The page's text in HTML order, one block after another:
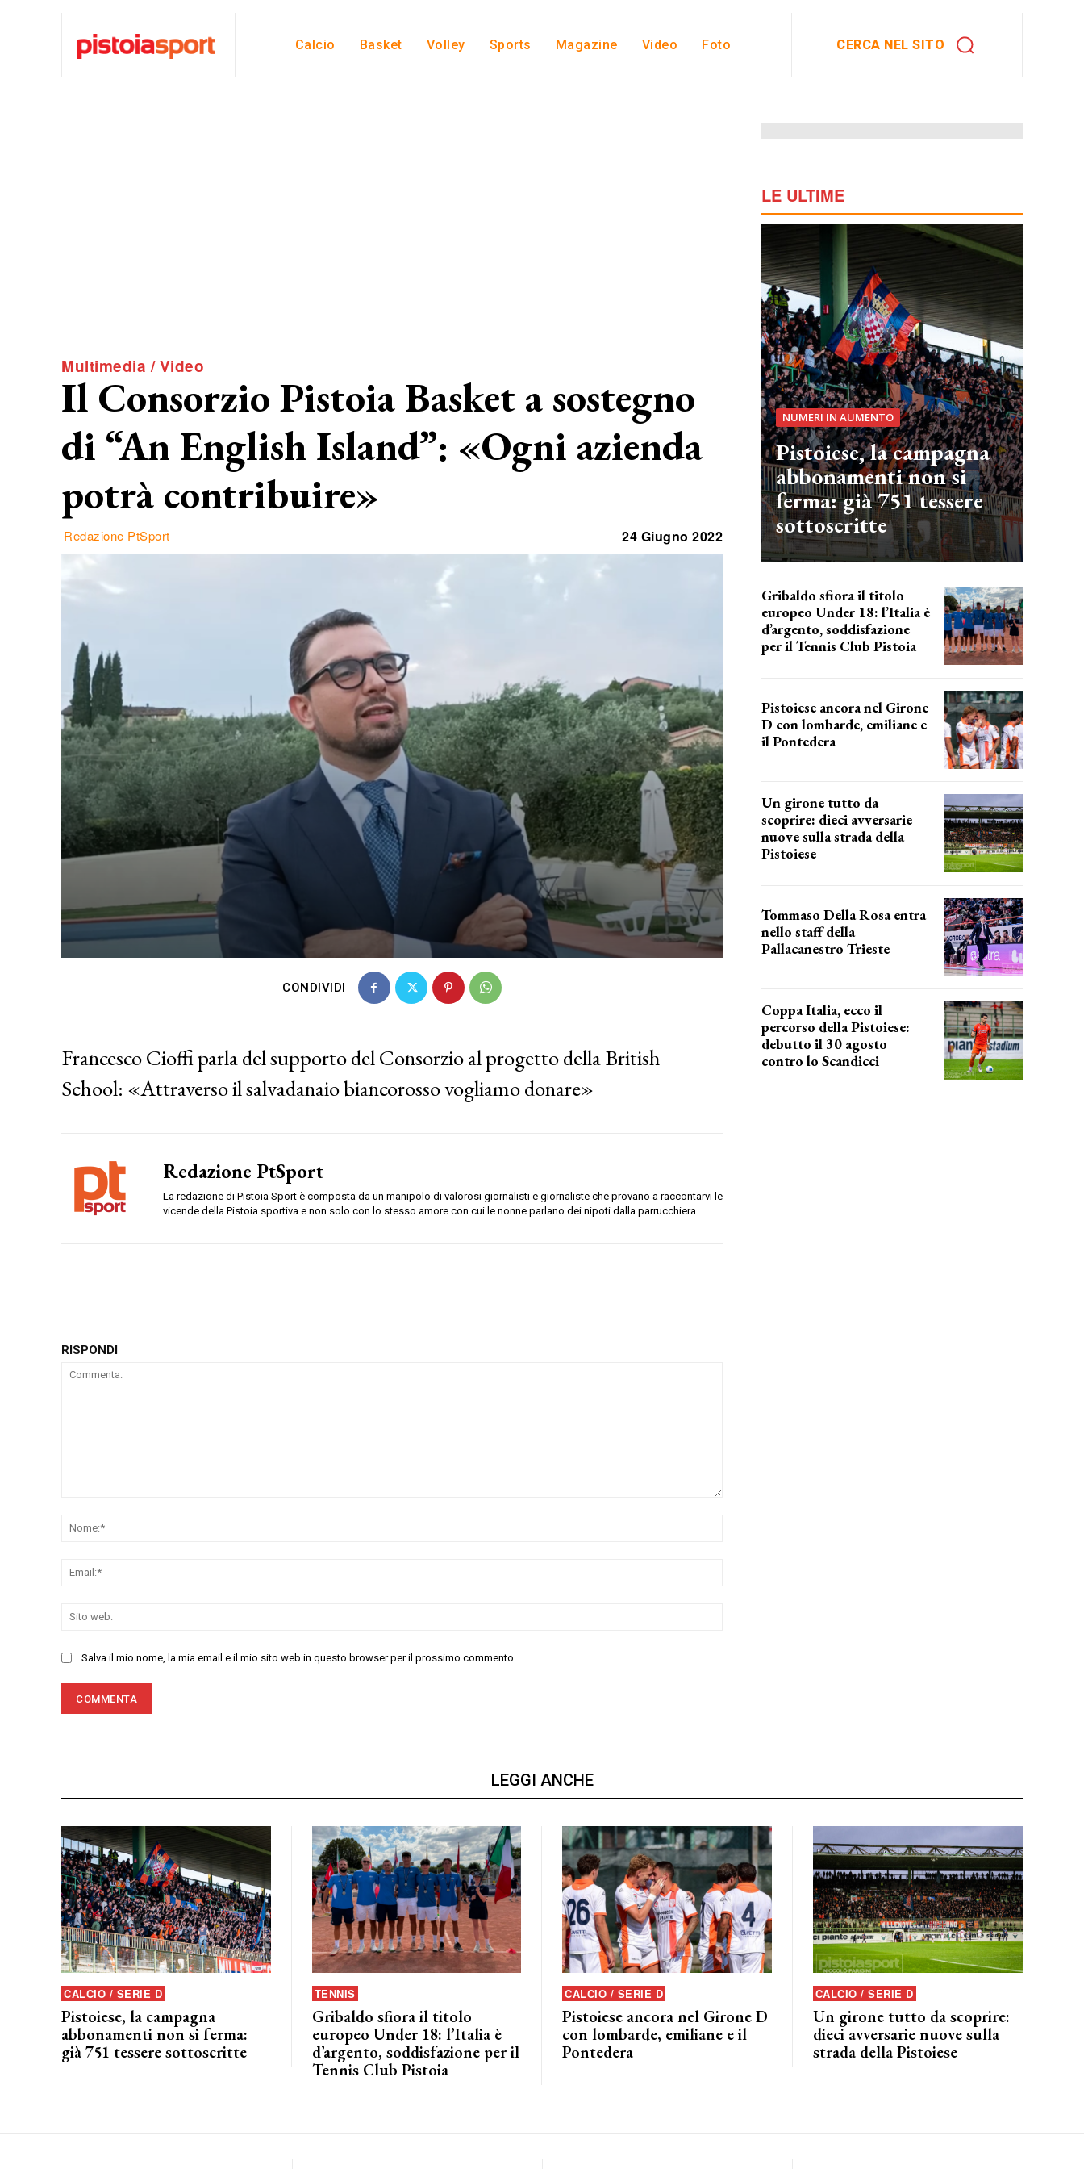
Calcio Basket Volley Sports Magazine Video Foto CERCA NEL SITO
Multimedia / Video
Il Consorzio Pistoia Basket a sostegno
di “An English Island”: «Ogni azienda
potrà contribuire»
Redazione PtSport 24 Giugno 2022
CONDIVIDI
Francesco Cioffi parla del supporto del Consorzio al progetto della British
School: «Attraverso il salvadanaio biancorosso vogliamo donare»
Redazione PtSport
La redazione di Pistoia Sport è composta da un manipolo di valorosi giornalisti e giornaliste che provano a raccontarvi le
vicende della Pistoia sportiva e non solo con lo stesso amore con cui le nonne parlano dei nipoti dalla parrucchiera.
RISPONDI
Salva il mio nome, la mia email e il mio sito web in questo browser per il prossimo commento.
LE ULTIME
NUMERI IN AUMENTO
Pistoiese, la campagna
abbonamenti non si
ferma: già 751 tessere
sottoscritte
Gribaldo sfiora il titolo
europeo Under 18: l’Italia è
d’argento, soddisfazione
per il Tennis Club Pistoia
Pistoiese ancora nel Girone
D con lombarde, emiliane e
il Pontedera
Un girone tutto da
scoprire: dieci avversarie
nuove sulla strada della
Pistoiese
Tommaso Della Rosa entra
nello staff della
Pallacanestro Trieste
Coppa Italia, ecco il
percorso della Pistoiese:
debutto il 30 agosto
contro lo Scandicci
LEGGI ANCHE
CALCIO / SERIE D
Pistoiese, la campagna
abbonamenti non si ferma:
già 751 tessere sottoscritte
TENNIS
Gribaldo sfiora il titolo
europeo Under 18: l’Italia è
d’argento, soddisfazione per il
Tennis Club Pistoia
CALCIO / SERIE D
Pistoiese ancora nel Girone D
con lombarde, emiliane e il
Pontedera
CALCIO / SERIE D
Un girone tutto da scoprire:
dieci avversarie nuove sulla
strada della Pistoiese